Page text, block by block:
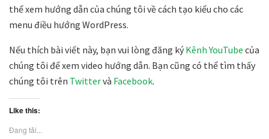
thể xem hướng dẫn của chúng tôi về cách tạo kiểu cho các
menu điều hướng WordPress.
Nếu thích bài viết này, bạn vui lòng đăng ký Kênh YouTube của
chúng tôi để xem video hướng dẫn. Bạn cũng có thể tìm thấy
chúng tôi trên Twittervà Facebook.
Like this:
Đang tải...